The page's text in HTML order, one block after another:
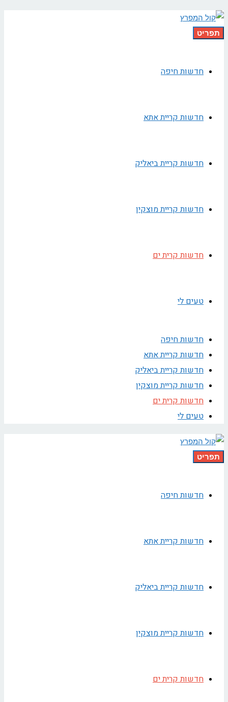
תפריט
חדשות חיפה
חדשות קריית אתא
חדשות קריית ביאליק
חדשות קריית מוצקין
חדשות קרית ים
טעים לי
חדשות חיפה
חדשות קריית אתא
חדשות קריית ביאליק
חדשות קריית מוצקין
חדשות קרית ים
טעים לי
תפריט
חדשות חיפה
חדשות קריית אתא
חדשות קריית ביאליק
חדשות קריית מוצקין
חדשות קרית ים